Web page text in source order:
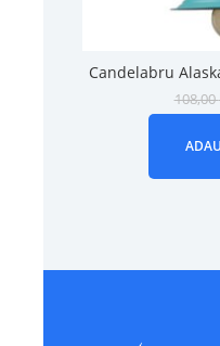
Candelabru
108,00